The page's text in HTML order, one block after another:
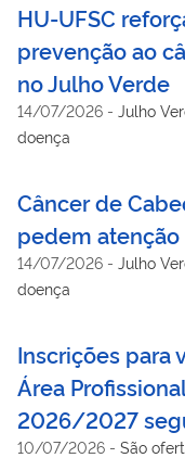
HU-UFSC
prevenção ao
no Julho Verde
14/07/2026 - Julho
doença
Câncer de
pedem atenção
14/07/2026 - Julho
doença
Inscrições para
Área
2026/2027
10/07/2026 - São